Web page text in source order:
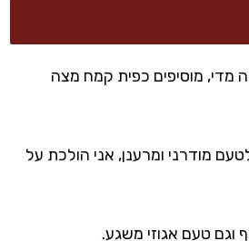
חלב צמחי. אם היא דלילה מדי, מוסיפים כפית קמח מצה
מודרני ומרענן, אני הולכת על